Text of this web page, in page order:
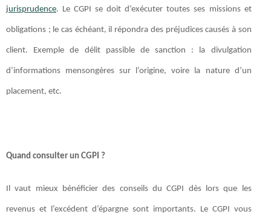
jurisprudence. Le CGPI se doit d’exécuter toutes ses missions et
obligations ; le cas échéant, il répondra des préjudices causés à son
client. Exemple de délit passible de sanction : la divulgation
d’informations mensongères sur l’origine, voire la nature d’un
placement, etc.
Quand consulter un CGPI ?
Il vaut mieux bénéficier des conseils du CGPI dès lors que les
revenus et l’excédent d’épargne sont importants. Le CGPI vous